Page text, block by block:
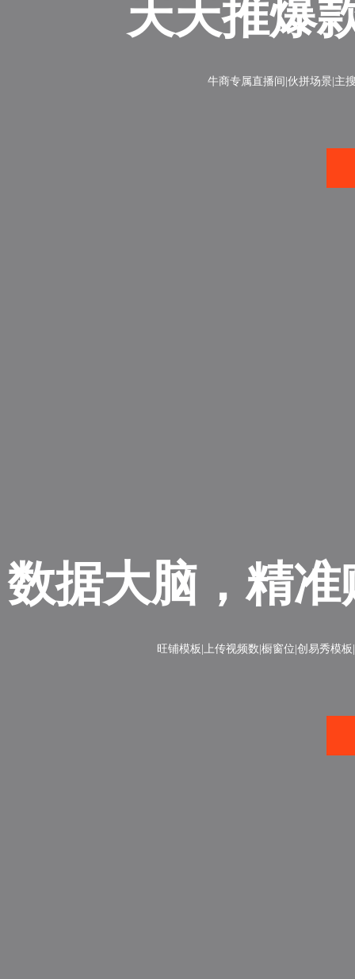
天天推爆
牛商专属直播间|伙拼场景|主
数据大脑，精
旺铺模板|上传视频数|橱窗位|创易秀模